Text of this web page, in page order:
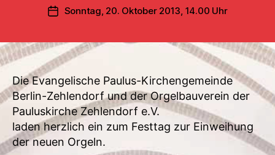
Veröffentlichungsdatum
Sonntag, 20. Oktober 2013, 14.00 Uhr
Die Evangelische Paulus-Kirchengemeinde
Berlin-Zehlendorf und der Orgelbauverein der
Pauluskirche Zehlendorf e.V.
laden herzlich ein zum Festtag zur Einweihung
der neuen Orgeln.